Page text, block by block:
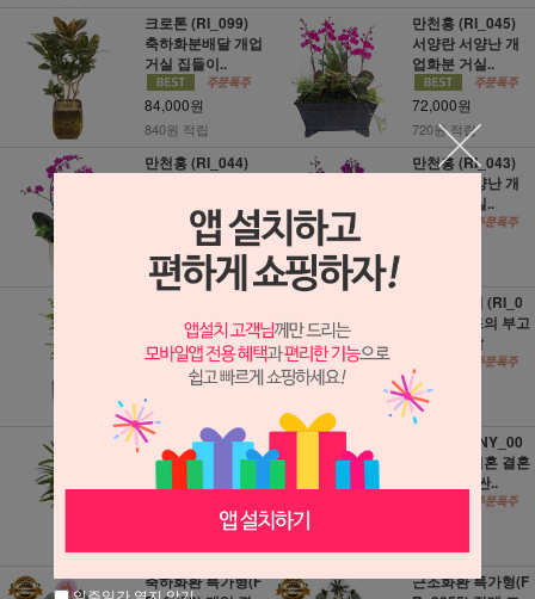
크로톤 (RI_099)
축하화분배달 개업
거실 집들이..
84,000원
840원 적립
만천홍 (RI_045)
서양란 서양난 개
업화분 거실..
72,000원
720원 적립
만천홍 (RI_044)
63,000원
630원 적립
만천홍 (RI_043)
서양란 서양난 개
업화분 거실..
축하화분배달 개업
거실 집들..
79,000원
790원 적립
근조바구니 (RI_0
20) 장례 조의 부고
전국꽃배달
62,000원
620원 적립
관음죽 (RI_006)
축하화분배달 개업
거실 집들이..
축하화환 (NY_00
01) 개업 결혼 결혼
식 꽃화환 싼..
축하화환 특가형(F
근조화환 특가형(F
일주일간 열지 않기